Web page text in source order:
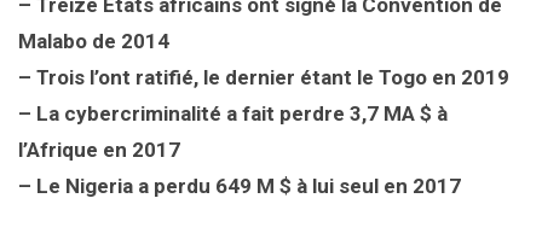
Malabo de 2014
– Trois l’ont ratifié, le dernier étant le Togo en 2019
– La cybercriminalité a fait perdre 3,7 MA $ à
l’Afrique en 2017
– Le Nigeria a perdu 649 M $ à lui seul en 2017